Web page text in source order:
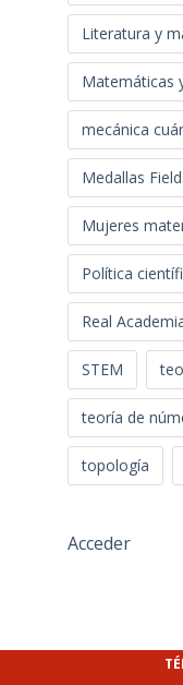
Literatura y
Matemáticas
mecánica
Medallas
Mujeres
Política
Real
STEM
teoría de
topología
Acceder